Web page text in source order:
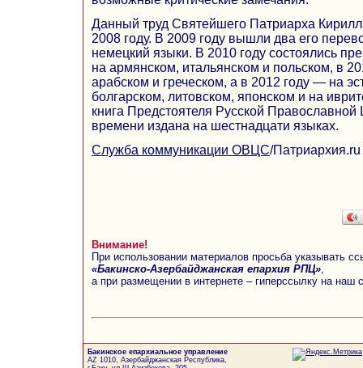
Данный труд Святейшего Патриарха
2008 году. В 2009 году вышли два его
немецкий языки. В 2010 году состоялись
на армянском, итальянском и польском, в
арабском и греческом, а в 2012 году — на
болгарском, литовском, японском и на
книга Предстоятеля Русской
времени издана на шестнадцати языках.
Служба коммуникации ОВЦС/Патриархия.ru
Внимание!
При использовании материалов просьба указывать
«Бакинско-Азербайджанская епархия РПЦ»
а при размещении в интернете – гиперссылку на наш
Бакинское епархиальное управление
AZ 1010, Азербайджанская Республика,